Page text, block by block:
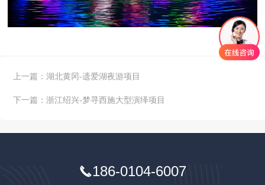
上一篇：湖北黄冈-遗爱湖夜游项目
下一篇：浙江绍兴-梦寻西施大型演绎项目
186-0104-6007